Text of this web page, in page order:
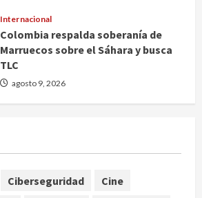
Internacional
Colombia respalda soberanía de
Marruecos sobre el Sáhara y busca
TLC
agosto 9, 2026
Ciberseguridad
Cine